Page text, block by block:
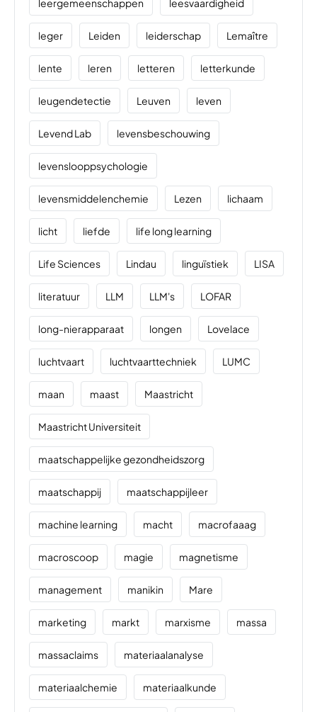
leergemeenschappen leesvaardigheid
leger Leiden leiderschap Lemaître
lente leren letteren letterkunde
leugendetectie Leuven leven
Levend Lab levensbeschouwing
levenslooppsychologie
levensmiddelenchemie Lezen lichaam
licht liefde life long learning
Life Sciences Lindau linguïstiek LISA
literatuur LLM LLM's LOFAR
long-nierapparaat longen Lovelace
luchtvaart luchtvaarttechniek LUMC
maan maast Maastricht
Maastricht Universiteit
maatschappelijke gezondheidszorg
maatschappij maatschappijleer
machine learning macht macrofaaag
macroscoop magie magnetisme
management manikin Mare
marketing markt marxisme massa
massaclaims materiaalanalyse
materiaalchemie materiaalkunde